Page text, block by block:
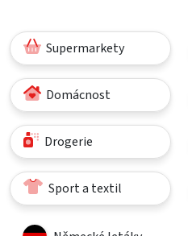
Supermarkety
Domácnost
Drogerie
Sport a textil